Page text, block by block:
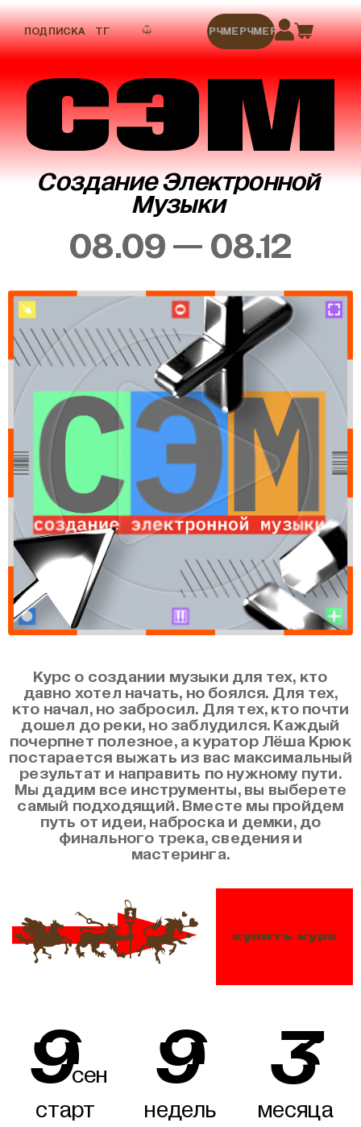
ПОДПИСКА ТГ МЕРЧМЕРЧМЕРЧМЕРЧМЕРЧ
СЭМ
Создание Электронной
Музыки
08.09 — 08.12
Курс о создании музыки для тех, кто
давно хотел начать, но боялся. Для тех,
кто начал, но забросил. Для тех, кто почти
дошел до реки, но заблудился. Каждый
почерпнет полезное, а куратор Лёша Крюк
постарается выжать из вас максимальный
результат и направить по нужному пути.
Мы дадим все инструменты, вы выберете
самый подходящий. Вместе мы пройдем
путь от идеи, наброска и демки, до
финального трека, сведения и
мастеринга.
купить курс
9сен
старт
9
недель 3
месяца